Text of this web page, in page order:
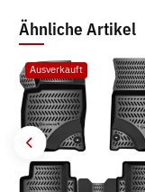
Ähnliche Artikel
Ausverkauft